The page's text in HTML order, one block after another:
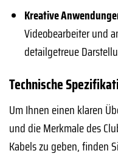
Kreative
Videobearbeiter und
detailgetreue
Technische
Um Ihnen einen klaren
und die Merkmale des
Kabels zu geben, finden